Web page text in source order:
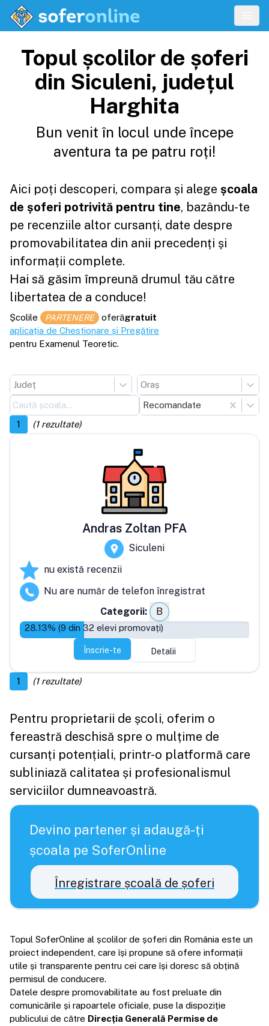
Topul școlilor de șoferi
din Siculeni, județul
Harghita
Bun venit în locul unde începe
aventura ta pe patru roți!
Aici poți descoperi, compara și alege școala
de șoferi potrivită pentru tine, bazându-te
pe recenziile altor cursanți, date despre
promovabilitatea din anii precedenți și
informații complete.
Hai să găsim împreună drumul tău către
libertatea de a conduce!
Școlile PARTENERE oferăgratuit
aplicația de Chestionare și Pregătire
pentru Examenul Teoretic.
Județ
Oraș
Recomandate
1
(1rezultate)
Andras Zoltan PFA
Siculeni
nu există recenzii
Nu are număr de telefon înregistrat
Categorii:
B
28.13% (9 din 32 elevi promovați)
Înscrie-te Detalii
1 (1rezultate)
Pentru proprietarii de școli, oferim o
fereastră deschisă spre o mulțime de
cursanți potențiali, printr-o platformă care
subliniază calitatea și profesionalismul
serviciilor dumneavoastră.
Devino partener și adaugă-ți
școala pe SoferOnline
Înregistrare școală de șoferi
Topul SoferOnline al școlilor de șoferi din România este un
proiect independent, care își propune să ofere informații
utile și transparente pentru cei care își doresc să obțină
permisul de conducere.
Datele despre promovabilitate au fost preluate din
comunicările și rapoartele oficiale, puse la dispoziție
publicului de către Direcția Generală Permise de